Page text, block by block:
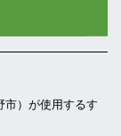
市）が使用するす